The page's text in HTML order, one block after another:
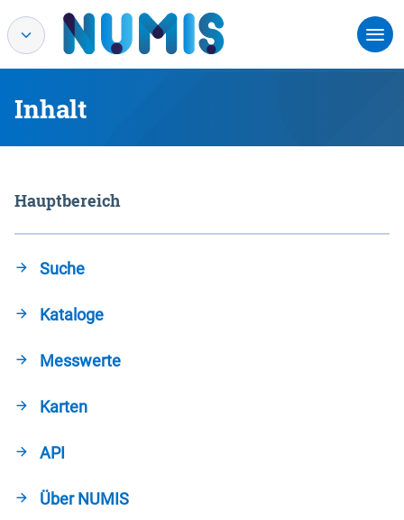
Inhalt
Hauptbereich
Suche
Kataloge
Messwerte
Karten
API
Über NUMIS